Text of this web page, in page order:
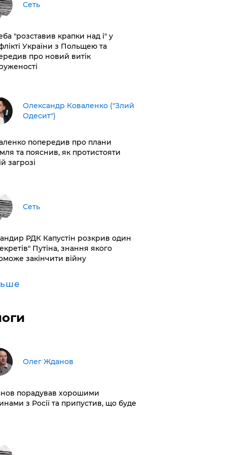
Сеть
"розставив крапки над і" у
України з Польщею та
про новий витік
Олександр Коваленко ("Злий
Одесит")
попередив про плани
та пояснив, як протистояти
загрозі
Сеть
РДК Капустін розкрив один
Путіна, знання якого
закінчити війну
Олег Жданов
порадував хорошими
з Росії та припустив, що буде